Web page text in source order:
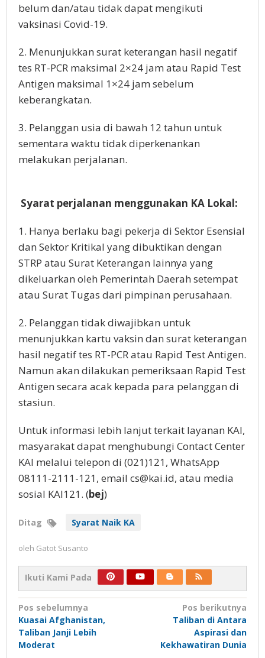
belum dan/atau tidak dapat mengikuti
vaksinasi Covid-19.
2. Menunjukkan surat keterangan hasil negatif
tes RT-PCR maksimal 2×24 jam atau Rapid Test
Antigen maksimal 1×24 jam sebelum
keberangkatan.
3. Pelanggan usia di bawah 12 tahun untuk
sementara waktu tidak diperkenankan
melakukan perjalanan.
Syarat perjalanan menggunakan KA Lokal:
1. Hanya berlaku bagi pekerja di Sektor Esensial
dan Sektor Kritikal yang dibuktikan dengan
STRP atau Surat Keterangan lainnya yang
dikeluarkan oleh Pemerintah Daerah setempat
atau Surat Tugas dari pimpinan perusahaan.
2. Pelanggan tidak diwajibkan untuk
menunjukkan kartu vaksin dan surat keterangan
hasil negatif tes RT-PCR atau Rapid Test Antigen.
Namun akan dilakukan pemeriksaan Rapid Test
Antigen secara acak kepada para pelanggan di
stasiun.
Untuk informasi lebih lanjut terkait layanan KAI,
masyarakat dapat menghubungi Contact Center
KAI melalui telepon di (021)121, WhatsApp
08111-2111-121, email cs@kai.id, atau media
sosial KAI121. (bej)
Ditag Syarat Naik KA
oleh Gatot Susanto
Ikuti Kami Pada
Navigasi
pos
Pos sebelumnya
Kuasai Afghanistan,
Taliban Janji Lebih
Moderat
Pos berikutnya
Taliban di Antara
Aspirasi dan
Kekhawatiran Dunia